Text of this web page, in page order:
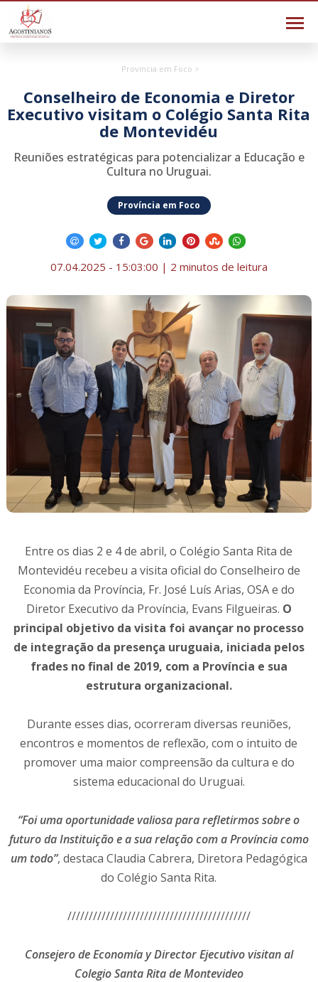
Província em Foco >
Conselheiro de Economia e Diretor
Executivo visitam o Colégio Santa Rita
de Montevidéu
Reuniões estratégicas para potencializar a Educação e
Cultura no Uruguai.
Província em Foco
07.04.2025 - 15:03:00 | 2 minutos de leitura
Entre os dias 2 e 4 de abril, o Colégio Santa Rita de
Montevidéu recebeu a visita oficial do Conselheiro de
Economia da Província, Fr. José Luís Arias, OSA e do
Diretor Executivo da Província, Evans Filgueiras. O
principal objetivo da visita foi avançar no processo
de integração da presença uruguaia, iniciada pelos
frades no final de 2019, com a Província e sua
estrutura organizacional.
Durante esses dias, ocorreram diversas reuniões,
encontros e momentos de reflexão, com o intuito de
promover uma maior compreensão da cultura e do
sistema educacional do Uruguai.
“Foi uma oportunidade valiosa para refletirmos sobre o
futuro da Instituição e a sua relação com a Província como
um todo”, destaca Claudia Cabrera, Diretora Pedagógica
do Colégio Santa Rita.
///////////////////////////////////////////
Consejero de Economía y Director Ejecutivo visitan al
Colegio Santa Rita de Montevideo